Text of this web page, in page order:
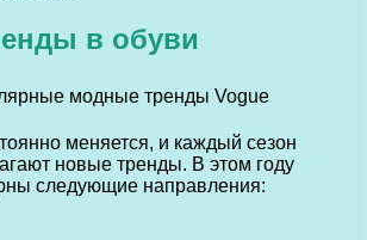
в обуви
меняется, и каждый сезон
новые тренды. В этом году
следующие направления: